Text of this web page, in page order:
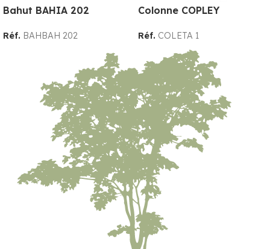
Bahut BAHIA 202
Réf. BAHBAH 202
Colonne COPLEY
Réf. COLETA 1